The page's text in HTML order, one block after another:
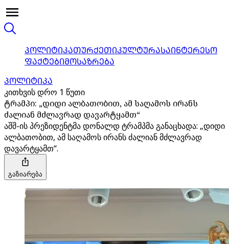
ᲞᲝᲚᲘᲢᲘᲙᲐᲗᲣᲠᲥᲔᲗᲘᲙᲣᲚᲢᲣᲠᲐᲡᲐᲘᲜᲢᲔᲠᲔᲡᲝ
ᲤᲐᲥᲢᲔᲑᲘᲛᲝᲡᲐᲖᲠᲔᲑᲐ
ᲞᲝᲚᲘᲢᲘᲙᲐ
კითხვის დრო 1 წუთი
ტრამპი: „დიდი ალბათობით, ამ საღამოს ირანს
ძალიან მძლავრად დავარტყამთ“
აშშ-ის პრეზიდენტმა დონალდ ტრამპმა განაცხადა: „დიდი
ალბათობით, ამ საღამოს ირანს ძალიან მძლავრად
დავარტყამთ“.
გაზიარება